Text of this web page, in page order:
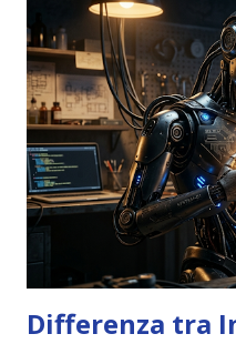
Differenza tra